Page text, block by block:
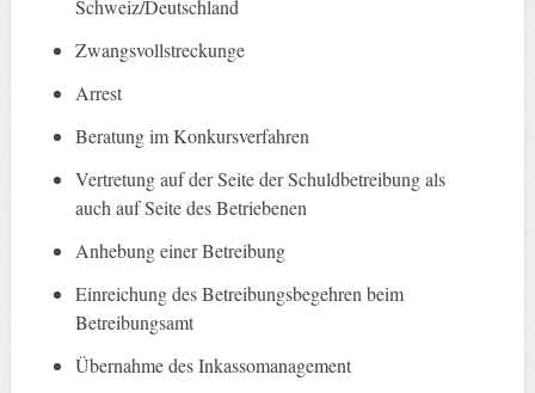
Schweiz/Deutschland
Zwangsvollstreckunge
Arrest
Beratung im Konkursverfahren
Vertretung auf der Seite der Schuldbetreibung als
auch auf Seite des Betriebenen
Anhebung einer Betreibung
Einreichung des Betreibungsbegehren beim
Betreibungsamt
Übernahme des Inkassomanagement